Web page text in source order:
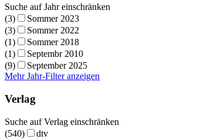
Suche auf Jahr einschränken
(3)
Sommer 2023
(3)
Sommer 2022
(1)
Sommer 2018
(1)
Septembr 2010
(9)
September 2025
Mehr Jahr-Filter anzeigen
Verlag
Suche auf Verlag einschränken
(540)
dtv